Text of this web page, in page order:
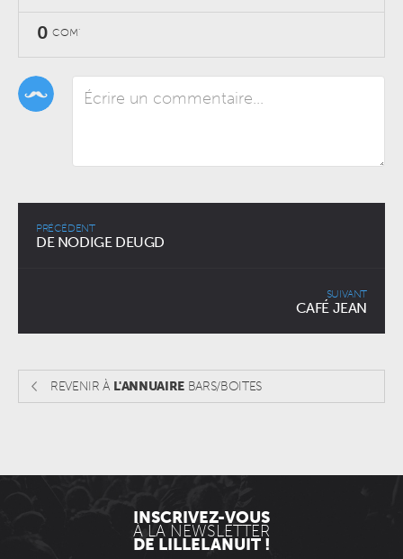
0 COM'
PRÉCÉDENT
DE NODIGE DEUGD
SUIVANT
CAFÉ JEAN
REVENIR À L'ANNUAIRE BARS/BOITES
INSCRIVEZ-VOUS
À LA NEWSLETTER
DE LILLELANUIT !